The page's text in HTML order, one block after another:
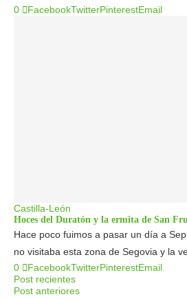
0
FacebookTwitterPinterestEmail
Castilla-León
Hoces del Duratón y la ermita de San
Hace poco fuimos a pasar un día a
no visitaba esta zona de Segovia y la
0
FacebookTwitterPinterestEmail
Post recientes
Post anteriores